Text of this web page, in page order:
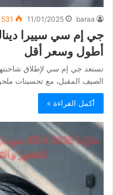
baraa
11/01/2025
531
أطول وسعر أقل
الصيف المقبل، مع تحسينات
أكمل القراءة »